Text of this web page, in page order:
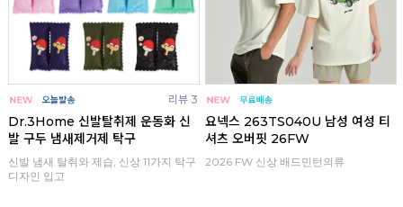
리뷰 3
Dr.3Home 신발탈취제 운동화 신
발 구두 냄새제거제 탁구
신발 냄새 탈취와 제습, 신상 11가지 탁구
디자인 입고
요넥스 263TS040U 남성 여성 티
셔츠 오버핏 26FW
2026 FW 신상 배드민턴의류